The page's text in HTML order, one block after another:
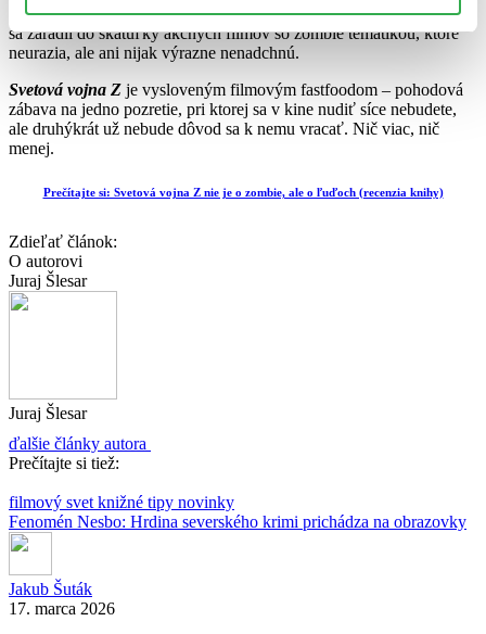
aj v tomto jedinom aspekte, kde ešte mohol prekvapiť a definitívne
sa zaradil do škatuľky akčných filmov so zombie tematikou, ktoré
neurazia, ale ani nijak výrazne nenadchnú.
Svetová vojna Z je vysloveným filmovým fastfoodom – pohodová
zábava na jedno pozretie, pri ktorej sa v kine nudiť síce nebudete,
ale druhýkrát už nebude dôvod sa k nemu vracať. Nič viac, nič
menej.
Prečítajte si: Svetová vojna Z nie je o zombie, ale o ľuďoch (recenzia knihy)
Zdieľať článok:
O autorovi
Juraj Šlesar
Juraj Šlesar
ďalšie články autora
Prečítajte si tiež:
filmový svet knižné tipy novinky
Fenomén Nesbo: Hrdina severského krimi prichádza na obrazovky
Jakub Šuták
17. marca 2026